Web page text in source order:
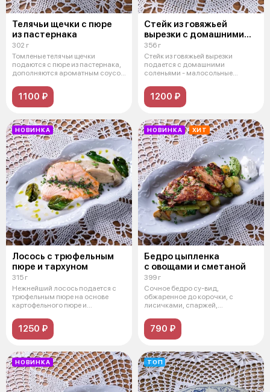
Телячьи щечки с пюре
из пастернака
302 г
Томленые телячьи щечки
подаются с пюре из пастернака,
дополняются ароматным соусом
1100 ₽
Стейк из говяжьей
вырезки с домашними
соленьями
356 г
Стейк из говяжьей вырезки
подается с домашними
соленьями - малосольные
1200 ₽
НОВИНКА
Лосось с трюфельным
пюре и тархуном
315 г
Нежнейший лосось подается с
трюфельным пюре на основе
картофельного пюре и
1250 ₽
НОВИНКА ХИТ
Бедро цыпленка
с овощами и сметаной
399 г
Сочное бедро су-вид,
обжаренное до корочки, с
лисичками, спаржей,
790 ₽
НОВИНКА ТОП